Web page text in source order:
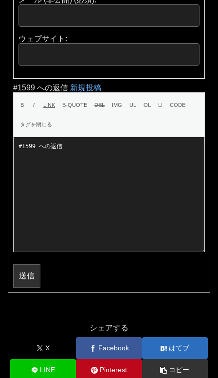
ウェブサイト:
#1599 への返信 新規投稿
送信
シェアする
X Facebook はてブ
LINE Pinterest コピー